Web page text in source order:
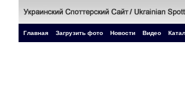
Главная Загрузить фото Новости Видео